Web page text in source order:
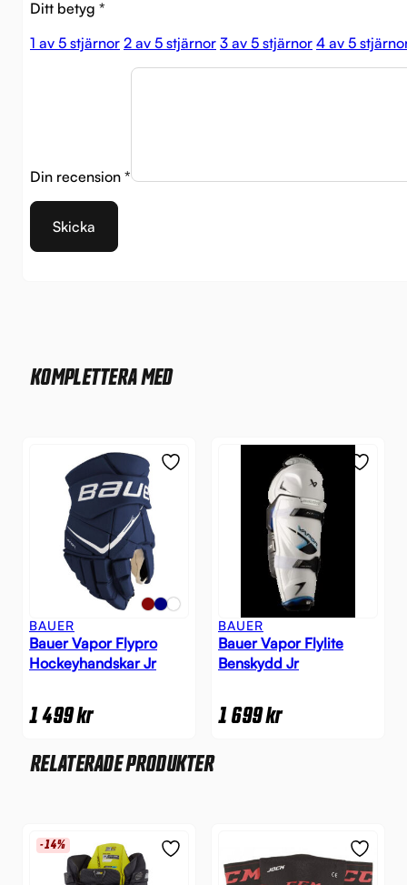
Ditt betyg *
1 av 5 stjärnor 2 av 5 stjärnor 3 av 5 stjärnor 4 av 5
Din recension *
KOMPLETTERA MED
BAUER
Bauer Vapor Flypro
Hockeyhandskar Jr
1 499kr
BAUER
Bauer Vapor Flylite
Benskydd Jr
1 699kr
RELATERADE PRODUKTER
-14%